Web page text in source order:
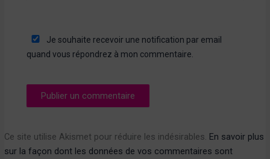
Je souhaite recevoir une notification par email
quand vous répondrez à mon commentaire.
Ce site utilise Akismet pour réduire les indésirables. En savoir plus
sur la façon dont les données de vos commentaires sont